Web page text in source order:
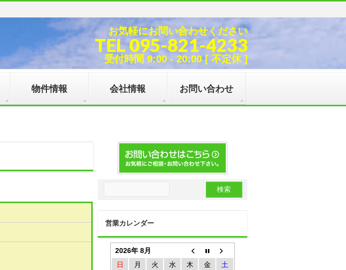
お気軽にお問い合わせください
TEL 095-821-4233
受付時間 9:00 - 20:00 [ 不定休 ]
物件情報 会社情報 お問い合わせ
営業カレンダー
2026年 8月
日
月 火 水 木 金
土